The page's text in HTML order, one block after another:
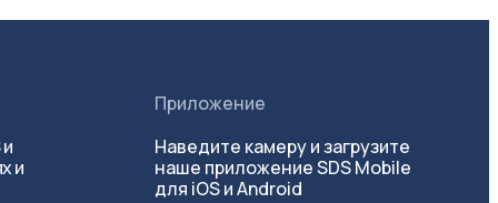
и
Приложение
Наведите камеру и загрузите
наше приложение SDS Mobile
для iOS и Android